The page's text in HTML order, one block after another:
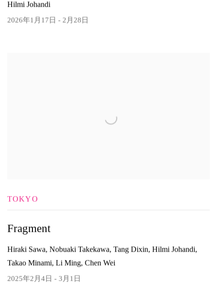
Hilmi Johandi
2026年1月17日 - 2月28日
Fragment
Hiraki Sawa, Nobuaki Takekawa, Tang Dixin, Hilmi Johandi,
Takao Minami, Li Ming, Chen Wei
2025年2月4日 - 3月1日
TOKYO